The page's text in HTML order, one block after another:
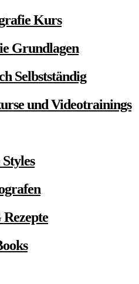
Kurs
Grundlagen
Selbstständig
und Videotrainings